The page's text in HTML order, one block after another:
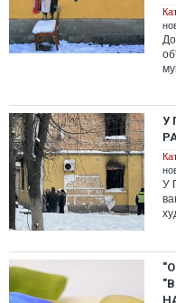
До
У
У